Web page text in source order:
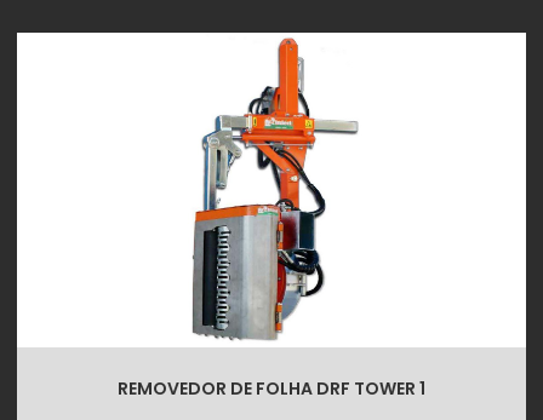
REMOVEDOR DE FOLHA DRF TOWER 1